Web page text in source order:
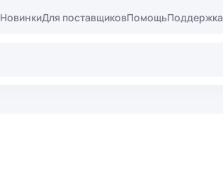
НовинкиДля поставщиковПомощьПоддержка